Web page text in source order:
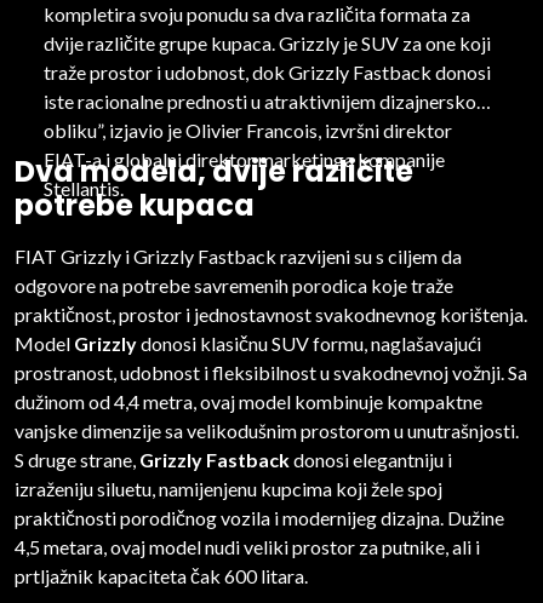
kompletira svoju ponudu sa dva različita formata za
dvije različite grupe kupaca. Grizzly je SUV za one koji
traže prostor i udobnost, dok Grizzly Fastback donosi
iste racionalne prednosti u atraktivnijem dizajnerskom
obliku”, izjavio je Olivier Francois, izvršni direktor
FIAT-a i globalni direktor marketinga kompanije
Stellantis.
Dva modela, dvije različite
potrebe kupaca
FIAT Grizzly i Grizzly Fastback razvijeni su s ciljem da
odgovore na potrebe savremenih porodica koje traže
praktičnost, prostor i jednostavnost svakodnevnog korištenja.
Model Grizzlydonosi klasičnu SUV formu, naglašavajući
prostranost, udobnost i fleksibilnost u svakodnevnoj vožnji. Sa
dužinom od 4,4 metra, ovaj model kombinuje kompaktne
vanjske dimenzije sa velikodušnim prostorom u unutrašnjosti.
S druge strane, Grizzly Fastbackdonosi elegantniju i
izraženiju siluetu, namijenjenu kupcima koji žele spoj
praktičnosti porodičnog vozila i modernijeg dizajna. Dužine
4,5 metara, ovaj model nudi veliki prostor za putnike, ali i
prtljažnik kapaciteta čak 600 litara.